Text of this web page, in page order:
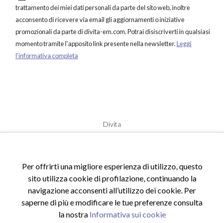
trattamento dei miei dati personali da parte del sito web, inoltre
acconsento di ricevere via email gli aggiornamenti o iniziative
promozionali da parte di divita-em.com. Potrai disiscriverti in qualsiasi
momento tramite l'apposito link presente nella newsletter.Leggi
l'informativa completa
Divita
Email:info@divitashop.it
Tel:+39 340 944 1913
Per offrirti una migliore esperienza di utilizzo, questo
sito utilizza cookie di profilazione, continuando la
navigazione acconsenti all’utilizzo dei cookie. Per
saperne di più e modificare le tue preferenze consulta
la nostra Informativa sui cookie